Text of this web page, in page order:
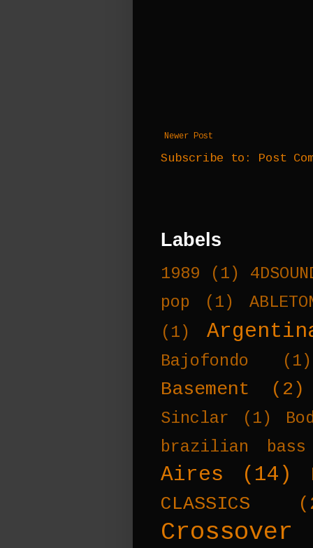
Newer Post
Subscribe to: Post
Labels
1989 (1)
pop
(1)
(1)
Bajofondo (1)
Basement (2)
Sinclar (1)
brazilian bass
Aires (14)
CLASSICS
Crossover